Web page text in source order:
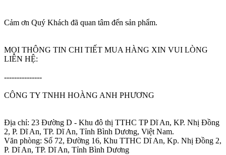
Cảm ơn Quý Khách đã quan tâm đến sản phẩm.
MỌI THÔNG TIN CHI TIẾT MUA HÀNG XIN VUI LÒNG
LIÊN HỆ:
---------------
CÔNG TY TNHH HOÀNG ANH PHƯƠNG
Địa chỉ: 23 Đường D - Khu đô thị TTHC TP Dĩ An, KP. Nhị Đồng
2, P. Dĩ An, TP. Dĩ An, Tỉnh Bình Dương, Việt Nam.
Văn phòng: Số 72, Đường 16, Khu TTHC Dĩ An, Kp. Nhị Đồng 2,
P. Dĩ An, TP. Dĩ An, Tỉnh Bình Dương